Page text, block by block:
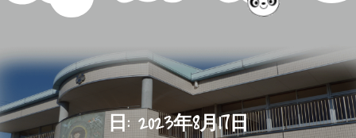
日: 2023年8月17日